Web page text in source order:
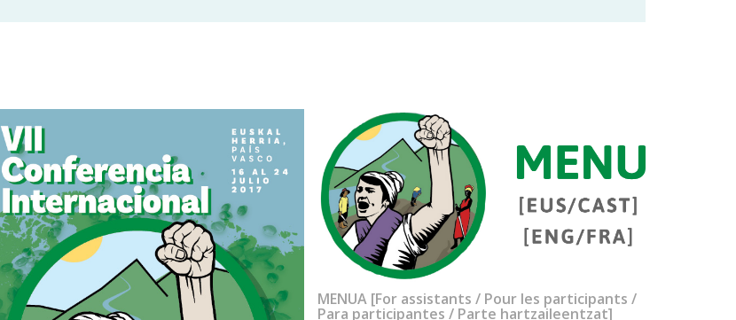
MENUA [For assistants / Pour les participants /
Para participantes / Parte hartzaileentzat]